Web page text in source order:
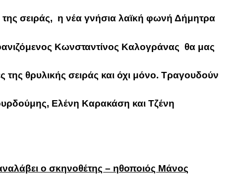
της σειράς, η νέα γνήσια λαϊκή φωνή Δήμητρα
Κωνσταντίνος Καλογράνας θα μας
της θρυλικής σειράς και όχι μόνο. Τραγουδούν
, Ελένη Καρακάση και Τζένη
ο σκηνοθέτης – ηθοποιός Μάνος